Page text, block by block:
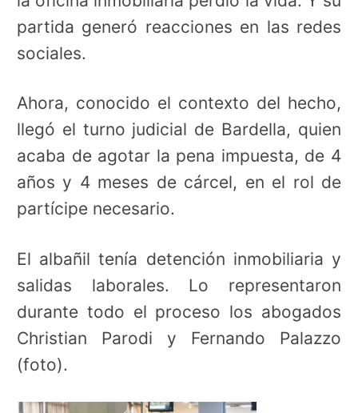
partida generó reacciones en las redes
sociales.
Ahora, conocido el contexto del hecho,
llegó el turno judicial de Bardella, quien
acaba de agotar la pena impuesta, de 4
años y 4 meses de cárcel, en el rol de
partícipe necesario.
El albañil tenía detención inmobiliaria y
salidas laborales. Lo representaron
durante todo el proceso los abogados
Christian Parodi y Fernando Palazzo
(foto).